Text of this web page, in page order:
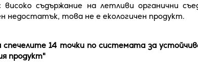
съдържание на летливи органични
недостатък, това не е екологичен продукт.
14 точки по системата за
продукт"